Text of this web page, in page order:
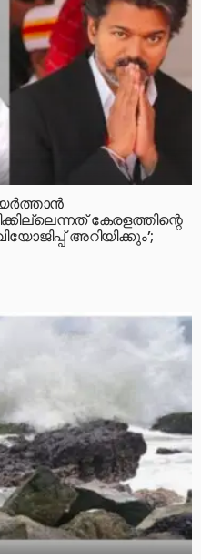
കേരളത്തിന്റെ
അറിയിക്കും’;